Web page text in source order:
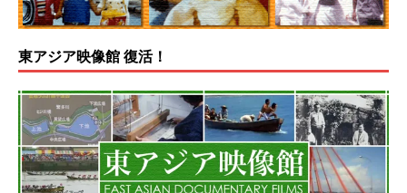
東アジア映像館 復活！